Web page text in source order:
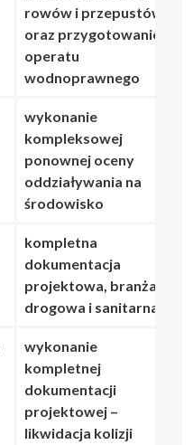
rowów i przepustów
oraz przygotowanie
operatu
wodnoprawnego
wykonanie
kompleksowej
ponownej oceny
oddziaływania na
środowisko
kompletna
dokumentacja
projektowa, branża
drogowa i sanitarna
wykonanie
kompletnej
dokumentacji
projektowej –
likwidacja kolizji